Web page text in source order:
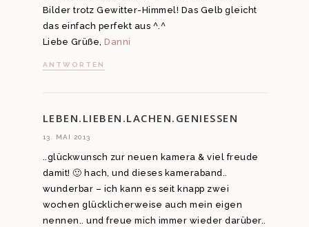
Bilder trotz Gewitter-Himmel! Das Gelb gleicht
das einfach perfekt aus ^.^
Liebe Grüße, Danni
ANTWORTEN
LEBEN.LIEBEN.LACHEN.GENIESSEN
13. MAI 2013
..glückwunsch zur neuen kamera & viel freude
damit! 🙂 hach, und dieses kameraband..
wunderbar – ich kann es seit knapp zwei
wochen glücklicherweise auch mein eigen
nennen.. und freue mich immer wieder darüber..